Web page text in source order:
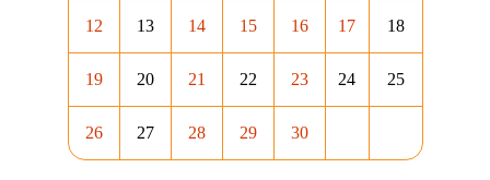
12 13 14 15 16 17 18
19 20 21 22 23 24 25
26 27 28 29 30